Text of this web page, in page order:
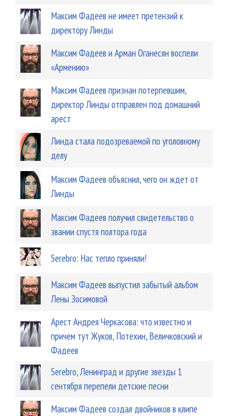
Максим Фадеев не имеет претензий к
директору Линды
Максим Фадеев и Арман Оганесян воспели
«Армению»
Максим Фадеев признан потерпевшим,
директор Линды отправлен под домашний
арест
Линда стала подозреваемой по уголовному
делу
Максим Фадеев объяснил, чего он ждет от
Линды
Максим Фадеев получил свидетельство о
звании спустя полтора года
Serebro: Нас тепло приняли!
Максим Фадеев выпустил забытый альбом
Лены Зосимовой
Арест Андрея Черкасова: что известно и
причем тут Жуков, Потехин, Величковский и
Фадеев
Serebro, Ленинград и другие звезды 1
сентября перепели детские песни
Максим Фадеев создал двойников в клипе